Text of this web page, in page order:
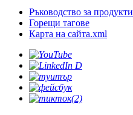
Ръководство за продукти
Горещи тагове
Карта на сайта.xml